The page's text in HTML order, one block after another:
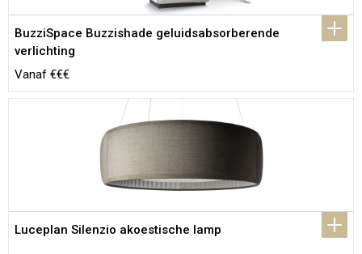
BuzziSpace Buzzishade geluidsabsorberende
verlichting
Vanaf €€€
Luceplan Silenzio akoestische lamp